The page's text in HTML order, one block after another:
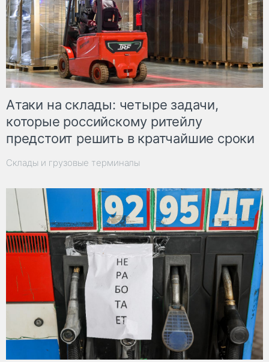
Атаки на склады: четыре задачи,
которые российскому ритейлу
предстоит решить в кратчайшие сроки
Склады и грузовые терминалы